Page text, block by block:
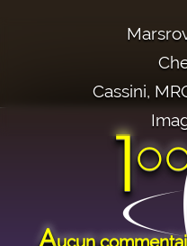
Cassini,
1
Aucun